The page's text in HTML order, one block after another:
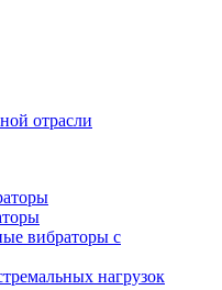
отрасли
вибраторы с
нагрузок